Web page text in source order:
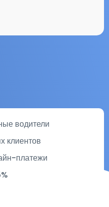
водители
клиентов
платежи